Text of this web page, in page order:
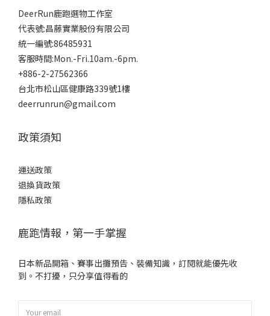
DeerRun鹿跑選物工作室
代表號:昌藤實業股份有限公司
統一編號:86485931
客服時間:Mon.-Fri.10am.-6pm.
+886-2-27562366
台北市松山區健康路339號1樓
deerrunrun@gmail.com
政策須知
運送政策
退換貨政策
隱私政策
鹿跑情報，第一手掌握
日本新品開箱、賽事出攤預告、裝備知識，訂閱就能優先收
到。不打擾，只分享值得看的